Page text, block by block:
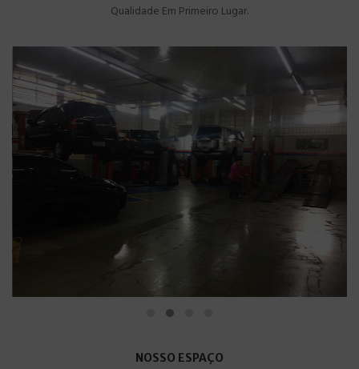
Qualidade Em Primeiro Lugar.
NOSSO ESPAÇO